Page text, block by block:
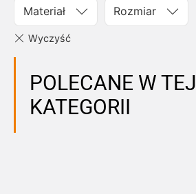
Materiał Rozmiar
POLECANE W TEJ
KATEGORII